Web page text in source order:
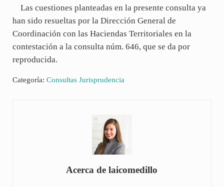
Las cuestiones planteadas en la presente consulta ya
han sido resueltas por la Dirección General de
Coordinación con las Haciendas Territoriales en la
contestación a la consulta núm. 646, que se da por
reproducida.
Categoría: Consultas Jurisprudencia
Acerca delaicomedillo